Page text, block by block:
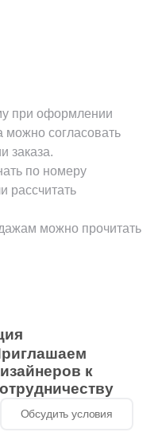
при оформлении
можно согласовать
заказа.
по номеру
рассчитать
можно прочитать
к
Обсудить условия